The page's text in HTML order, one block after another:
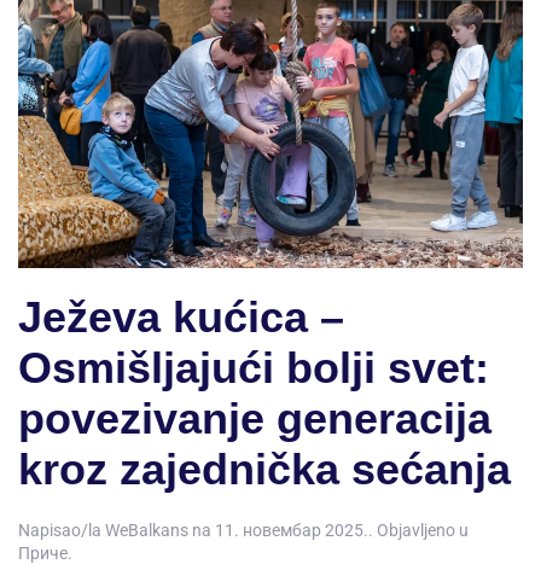
Ježeva kućica –
Osmišljajući bolji svet:
povezivanje generacija
kroz zajednička sećanja
Napisao/la WeBalkans na 11. новембар 2025.. Objavljeno u
Приче.